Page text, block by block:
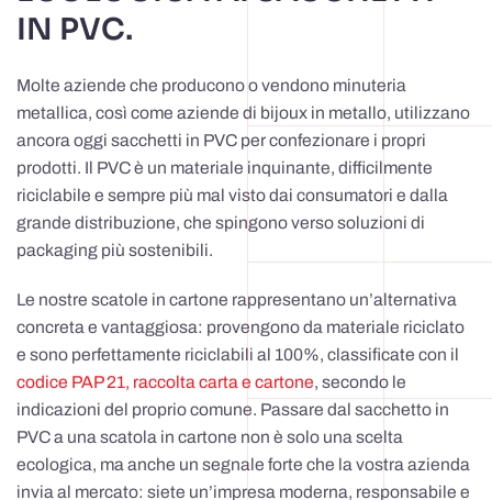
IN PVC.
Molte aziende che producono o vendono minuteria
metallica, così come aziende di bijoux in metallo, utilizzano
ancora oggi sacchetti in PVC per confezionare i propri
prodotti. Il PVC è un materiale inquinante, difficilmente
riciclabile e sempre più mal visto dai consumatori e dalla
grande distribuzione, che spingono verso soluzioni di
packaging più sostenibili.
Le nostre scatole in cartone rappresentano un’alternativa
concreta e vantaggiosa: provengono da materiale riciclato
e sono perfettamente riciclabili al 100%, classificate con il
codice PAP 21, raccolta carta e cartone, secondo le
indicazioni del proprio comune. Passare dal sacchetto in
PVC a una scatola in cartone non è solo una scelta
ecologica, ma anche un segnale forte che la vostra azienda
invia al mercato: siete un’impresa moderna, responsabile e